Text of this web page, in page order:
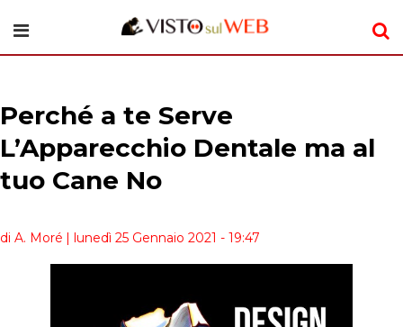
Perché a te Serve
L’Apparecchio Dentale ma al
tuo Cane No
di A. Moré | lunedì 25 Gennaio 2021 - 19:47